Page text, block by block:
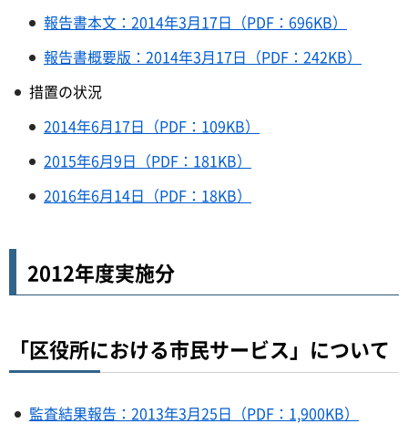
報告書本文：2014年3月17日（PDF：696KB）
報告書概要版：2014年3月17日（PDF：242KB）
措置の状況
2014年6月17日（PDF：109KB）
2015年6月9日（PDF：181KB）
2016年6月14日（PDF：18KB）
2012年度実施分
「区役所における市民サービス」について
監査結果報告：2013年3月25日（PDF：1,900KB）